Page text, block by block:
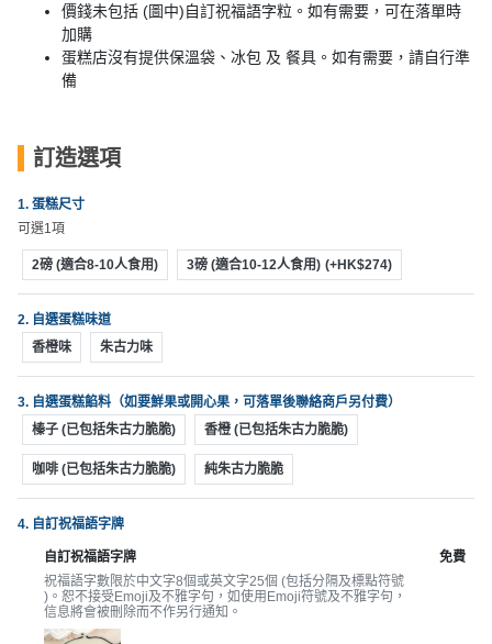
禮
佈
置
用
品
即
食
即
煮
系
列
聚
會
及
拍
拖
餐
廳
司
動
子
活
動
情
心
單
價錢未包括 (圖中)自訂祝福語字粒。如有需要，可在落單時
加購
蛋糕店沒有提供保溫袋、冰包 及 餐具。如有需要，請自行準
備
訂造選項
1. 蛋糕尺寸
可選1項
2磅 (適合8-10人食用) 3磅 (適合10-12人食用) (+HK$274)
2. 自選蛋糕味道
香橙味
朱古力味
3. 自選蛋糕餡料（如要鮮果或開心果，可落單後聯絡商戶另付費）
榛子 (已包括朱古力脆脆)
香橙 (已包括朱古力脆脆)
咖啡 (已包括朱古力脆脆) 純朱古力脆脆
4. 自訂祝福語字牌
自訂祝福語字牌
祝福語字數限於中文字8個或英文字25個 (包括分隔及標點符號
)。恕不接受Emoji及不雅字句，如使用Emoji符號及不雅字句，
信息將會被刪除而不作另行通知。
免費